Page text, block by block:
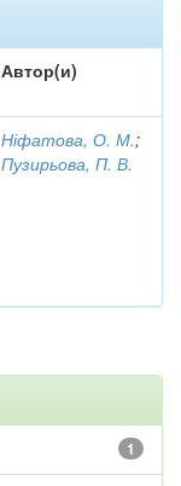
Автор(и)
Ніфатова, О. М.;
Пузирьова, П. В.
1